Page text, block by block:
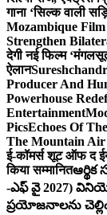
गाना ‘सिल्क वाली
Mozambique
Strengthen
देगी नई फिल्म
ऐलान
Producer And
Powerhouse
Entertainment
PicsEchoes Of
The Mountain Air
ई-कॉमर्स शूट ऑफ द
किया सम्मानितఆర్థిక
-ఎఫ్ వై 2027)
ప్రయోజనాలను